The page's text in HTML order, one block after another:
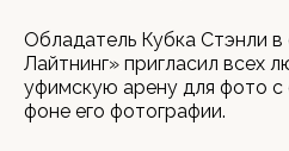
Обладатель Кубка Стэнли
Лайтнинг» пригласил всех
уфимскую арену для фото с
фоне его фотографии.